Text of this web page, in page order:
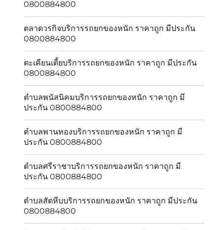
0800884800
ตลาดวรกิจบริการรถยกของหนัก ราคาถูก มีประกัน
0800884800
ตะเคียนเตี้ยบริการรถยกของหนัก ราคาถูก มีประกัน
0800884800
ตำบลพนัสนิคมบริการรถยกของหนัก ราคาถูก มี
ประกัน 0800884800
ตำบลพานทองบริการรถยกของหนัก ราคาถูก มี
ประกัน 0800884800
ตำบลศรีราชาบริการรถยกของหนัก ราคาถูก มี
ประกัน 0800884800
ตำบลสัตหีบบริการรถยกของหนัก ราคาถูก มีประกัน
0800884800